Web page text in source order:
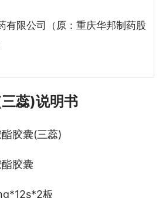
有限公司（原：重庆华邦制药股
蕊)说明书
胶囊(三蕊)
胶囊
板